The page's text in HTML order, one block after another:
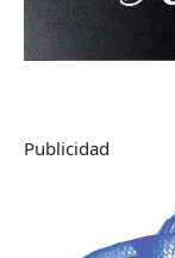
Publicidad